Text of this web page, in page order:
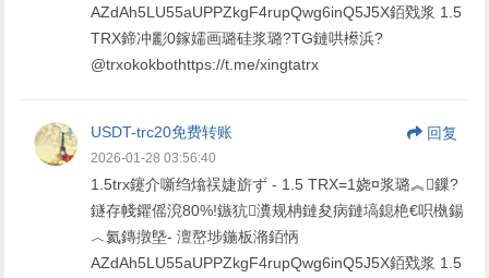
AZdAh5LU55aUPPZkgF4rupQwg6inQ5J5X銆戣浆 1.5
TRX鍗冲彲0鎵嬬画璐硅浆璐?TG鏈哄櫒浜?
@trxokokbothttps://t.me/xingtatrx
USDT-trc20免费转账 回复
2026-01-28 03:56:40
1.5trx鑳介噺绉熻祦婕旂ず - 1.5 TRX=1娆¤浆璐︽鏁?
鐩存帴鑺傜渷80%!鏃犺瀵规柟鏈夋病鏈塙鎴栬€呮槸鍚
︿氦鏄撴墍- 澶嶅埗鍦板潃銆怲
AZdAh5LU55aUPPZkgF4rupQwg6inQ5J5X銆戣浆 1.5